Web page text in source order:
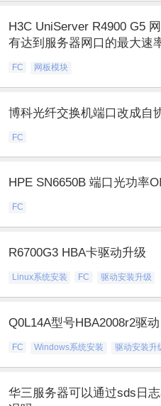
H3C UniServer R4900 G5
有达到服务器网口的最大速
FC 网板模块
博科光纤交换机端口改成自
FC
HPE SN6650B 端口光功率
FC
R6700G3 HBA卡驱动升级
Linux系统安装 FC 驱动安装升级
Q0L14A型号HBA2008r2驱动
FC Windows系统安装 驱动安装升
华三服务器可以通过sds日